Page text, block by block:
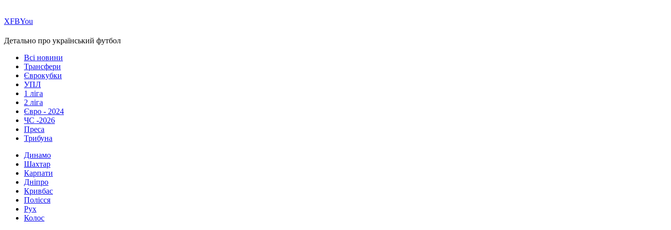
ХFBYou
Детально про український футбол
Всі новини
Трансфери
Єврокубки
УПЛ
1 ліга
2 ліга
Євро - 2024
ЧС -2026
Преса
Трибуна
Динамо
Шахтар
Карпати
Дніпро
Кривбас
Полісся
Рух
Колос